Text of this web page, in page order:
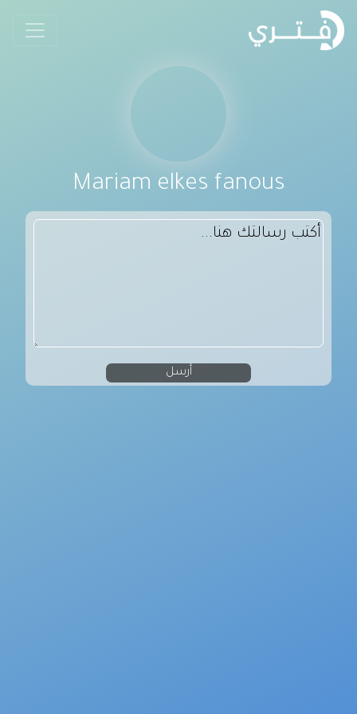
Mariam elkes fanous